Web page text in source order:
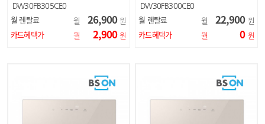
DW30FB305CE0
DW30FB305CW0
월 렌탈료 월 26,900 원
카드혜택가
월 2,900 원
DW30FB300CE0
DW30FB300CW0
월 렌탈료 월 22,900 원
카드혜택가
월 0 원